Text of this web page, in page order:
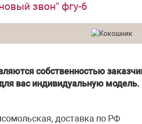
звон" фгу-6
собственностью
вас индивидуальную модель.
доставка по РФ